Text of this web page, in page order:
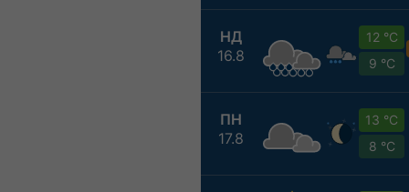
НД
16.8
12 °C
9 °C
ПН
17.8
13 °C
8 °C